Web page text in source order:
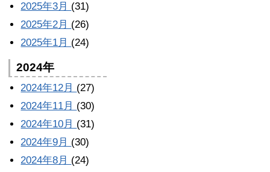
2025年3月 (31)
2025年2月 (26)
2025年1月 (24)
2024年
2024年12月 (27)
2024年11月 (30)
2024年10月 (31)
2024年9月 (30)
2024年8月 (24)